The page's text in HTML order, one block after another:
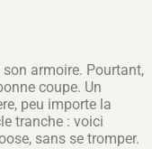
armoire. Pourtant,
coupe. Un
peu importe la
tranche : voici
sans se tromper.